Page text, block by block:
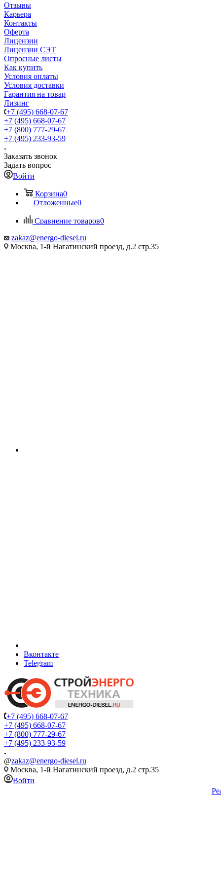
Отзывы
Карьера
Контакты
Оферта
Лицензии
Лицензии СЭТ
Опросные листы
Как купить
Условия оплаты
Условия доставки
Гарантия на товар
Лизинг
+7 (495) 668-07-67
+7 (495) 668-07-67
+7 (800) 777-29-67
+7 (495) 233-93-59
Заказать звонок
Задать вопрос
Войти
Корзина0
Отложенные0
Сравнение товаров0
zakaz@energo-diesel.ru
Москва, 1-й Нагатинский проезд, д.2 стр.35
Вконтакте
Telegram
+7 (495) 668-07-67
+7 (495) 668-07-67
+7 (800) 777-29-67
+7 (495) 233-93-59
@zakaz@energo-diesel.ru
Москва, 1-й Нагатинский проезд, д.2 стр.35
Войти